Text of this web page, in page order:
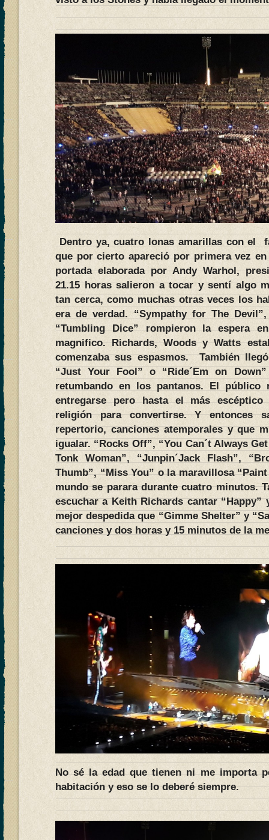
Dentro ya, cuatro lonas amarillas con el
que por cierto apareció por primera vez
portada elaborada por Andy Warhol,
21.15 horas salieron a tocar y sentí algo
tan cerca, como muchas otras veces los
era de verdad. “Sympathy for The Devil”,
“Tumbling Dice” rompieron la espera
magnifico. Richards, Woods y Watts
comenzaba sus espasmos. También
“Just Your Fool” o “Ride´Em on
retumbando en los pantanos. El público
entregarse pero hasta el más escéptico
religión para convertirse. Y entonces
repertorio, canciones atemporales y que
igualar. “Rocks Off”, “You Can´t Always
Tonk Woman”, “Junpin´Jack Flash”,
Thumb”, “Miss You” o la maravillosa
mundo se parara durante cuatro minutos.
escuchar a Keith Richards cantar “Happy”
mejor despedida que “Gimme Shelter” y
canciones y dos horas y 15 minutos de la
No sé la edad que tienen ni me importa
habitación y eso se lo deberé siempre.